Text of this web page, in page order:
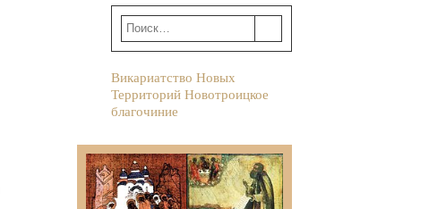
Викариатство Новых
Территорий Новотроицкое
благочиние